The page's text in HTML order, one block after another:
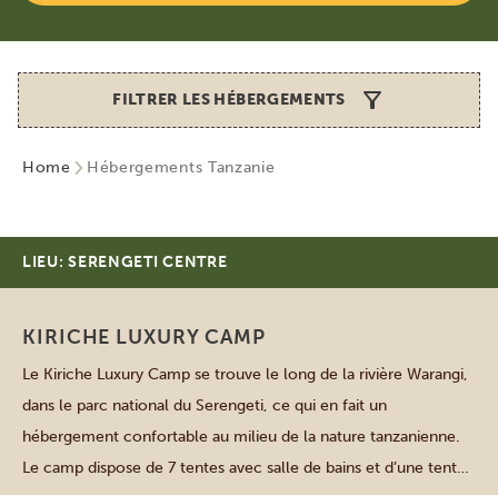
FILTRER LES HÉBERGEMENTS
Home Hébergements Tanzanie
LIEU: SERENGETI CENTRE
KIRICHE LUXURY CAMP
Le Kiriche Luxury Camp se trouve le long de la rivière Warangi,
dans le parc national du Serengeti, ce qui en fait un
hébergement confortable au milieu de la nature tanzanienne.
Le camp dispose de 7 tentes avec salle de bains et d’une tente